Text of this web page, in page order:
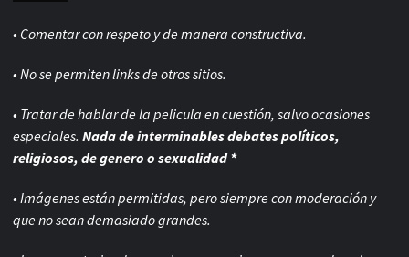
• Comentar con respeto y de manera constructiva.
• No se permiten links de otros sitios.
• Tratar de hablar de la pelicula en cuestión, salvo ocasiones
especiales. Nada de interminables debates políticos,
religiosos, de genero o sexualidad *
• Imágenes están permitidas, pero siempre conmoderación y
que no sean demasiado grandes.